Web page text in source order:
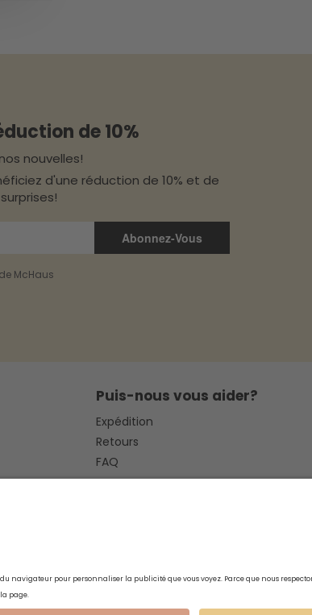
de 10%
nouvelles!
d'une réduction de 10% et de
Abonnez-Vous
McHaus
Puis-nous vous aider?
Expédition
Retours
FAQ